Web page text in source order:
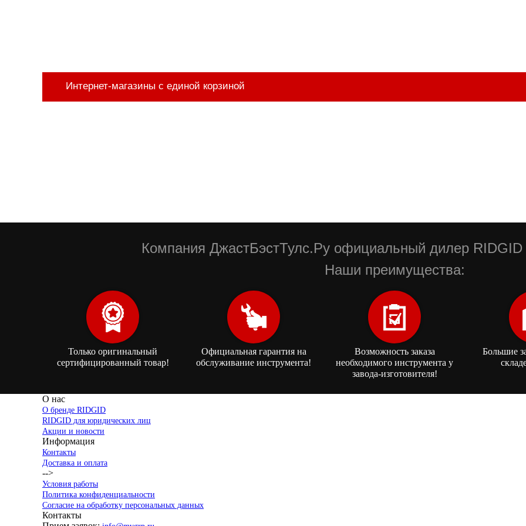
Интернет-магазины с единой корзиной
Компания ДжастБэстТулс.Ру официальный дилер
Наши преимущества:
Только оригинальный
сертифицированный товар!
Официальная гарантия на
обслуживание инструмента!
Возможность заказа
необходимого инструмента у
завода-изготовителя!
Большие
О нас
О бренде RIDGID
RIDGID для юридических лиц
Акции и новости
Информация
Контакты
Доставка и оплата
-->
Условия работы
Политика конфиденциальности
Согласие на обработку персональных данных
Контакты